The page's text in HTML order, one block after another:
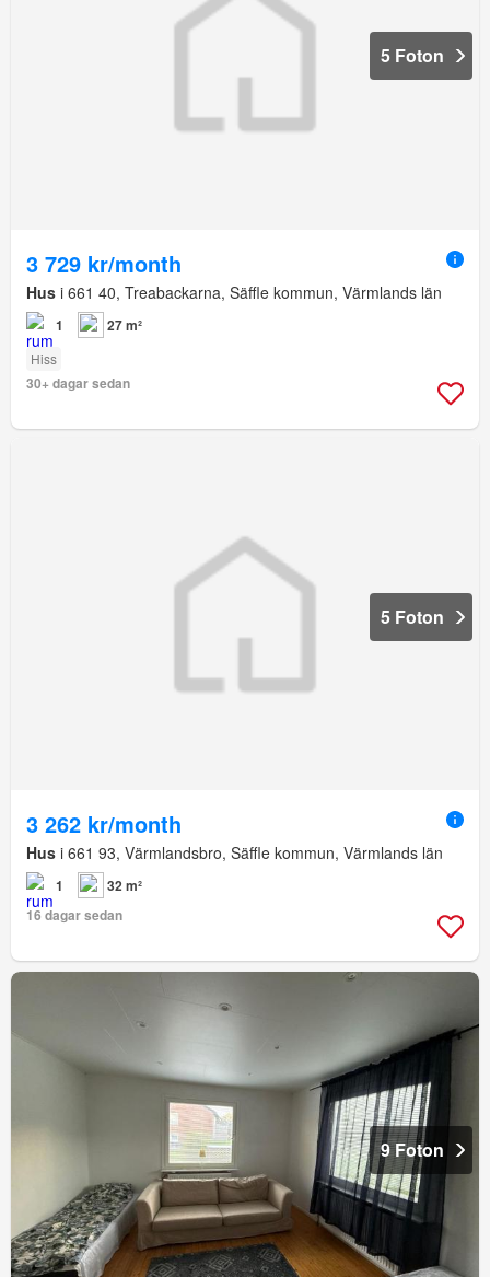
5 Foton
3 729 kr/month
Hus i 661 40, Treabackarna, Säffle kommun, Värmlands län
1 27 m²
Hiss
30+ dagar sedan
5 Foton
3 262 kr/month
Hus i 661 93, Värmlandsbro, Säffle kommun, Värmlands län
1
32 m²
16 dagar sedan
9 Foton